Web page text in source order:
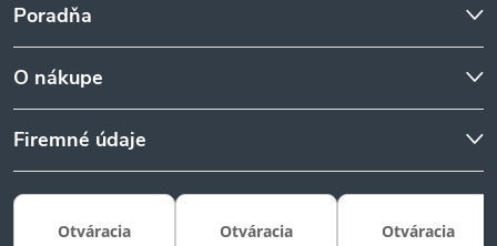
Poradňa
O nákupe
Firemné údaje
Otváracia
Otváracia
Otváracia